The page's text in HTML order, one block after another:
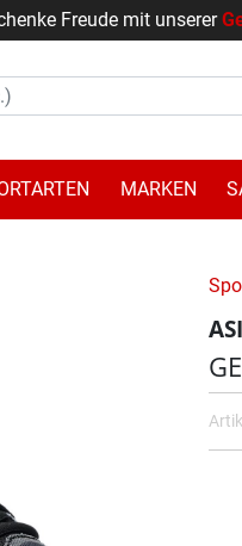
Freude mit unserer
MARKEN